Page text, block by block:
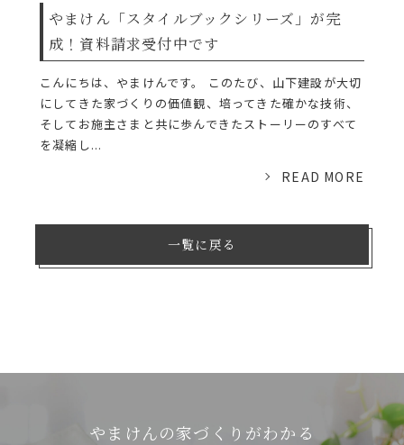
やまけん「スタイルブックシリーズ」が完
成！資料請求受付中です
こんにちは、やまけんです。 このたび、山下建設が大切
にしてきた家づくりの価値観、培ってきた確かな技術、
そしてお施主さまと共に歩んできたストーリーのすべて
を凝縮し...
READ MORE
一覧に戻る
やまけんの家づくりがわかる